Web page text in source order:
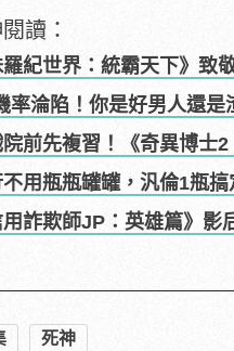
讀：
羅紀世界：統霸天下》致
率淪陷！你是好男人還是
前先複習！《奇異博士
用瓶瓶罐罐，汎倫1瓶搞
用詐欺師JP：英雄篇》
死神